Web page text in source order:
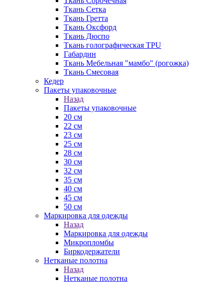
Ткань Сетка
Ткань Гретта
Ткань Оксфорд
Ткань Дюспо
Ткань голографическая TPU
Габардин
Ткань Мебельная "мамбо" (рогожка)
Ткань Смесовая
Кедер
Пакеты упаковочные
Назад
Пакеты упаковочные
20 см
22 см
23 см
25 см
28 см
30 см
32 см
35 см
40 см
45 см
50 см
Маркировка для одежды
Назад
Маркировка для одежды
Микропломбы
Биркодержатели
Нетканые полотна
Назад
Нетканые полотна